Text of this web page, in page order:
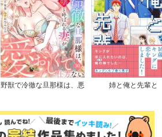
野獣で冷徹な旦那様は、悪
姉と俺と先輩と